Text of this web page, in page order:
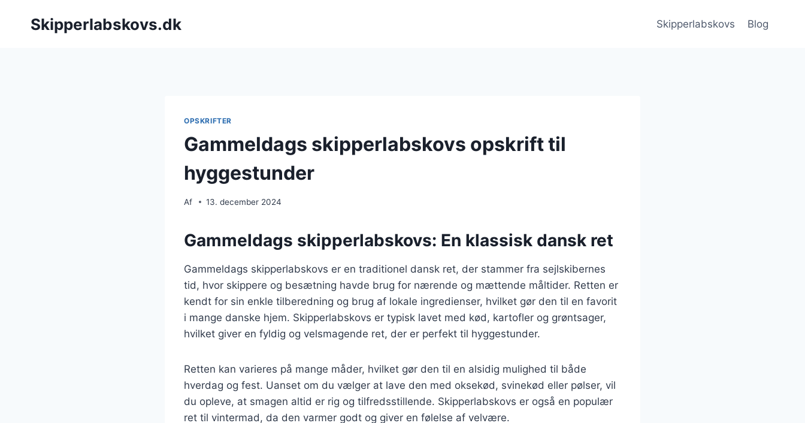
Skipperlabskovs.dk Skipperlabskovs Blog
OPSKRIFTER
Gammeldags skipperlabskovs opskrift til
hyggestunder
Af 13. december 2024
Gammeldags skipperlabskovs: En klassisk dansk ret
Gammeldags skipperlabskovs er en traditionel dansk ret, der stammer fra sejlskibernes
tid, hvor skippere og besætning havde brug for nærende og mættende måltider. Retten er
kendt for sin enkle tilberedning og brug af lokale ingredienser, hvilket gør den til en favorit
i mange danske hjem. Skipperlabskovs er typisk lavet med kød, kartofler og grøntsager,
hvilket giver en fyldig og velsmagende ret, der er perfekt til hyggestunder.
Retten kan varieres på mange måder, hvilket gør den til en alsidig mulighed til både
hverdag og fest. Uanset om du vælger at lave den med oksekød, svinekød eller pølser, vil
du opleve, at smagen altid er rig og tilfredsstillende. Skipperlabskovs er også en populær
ret til vintermad, da den varmer godt og giver en følelse af velvære.